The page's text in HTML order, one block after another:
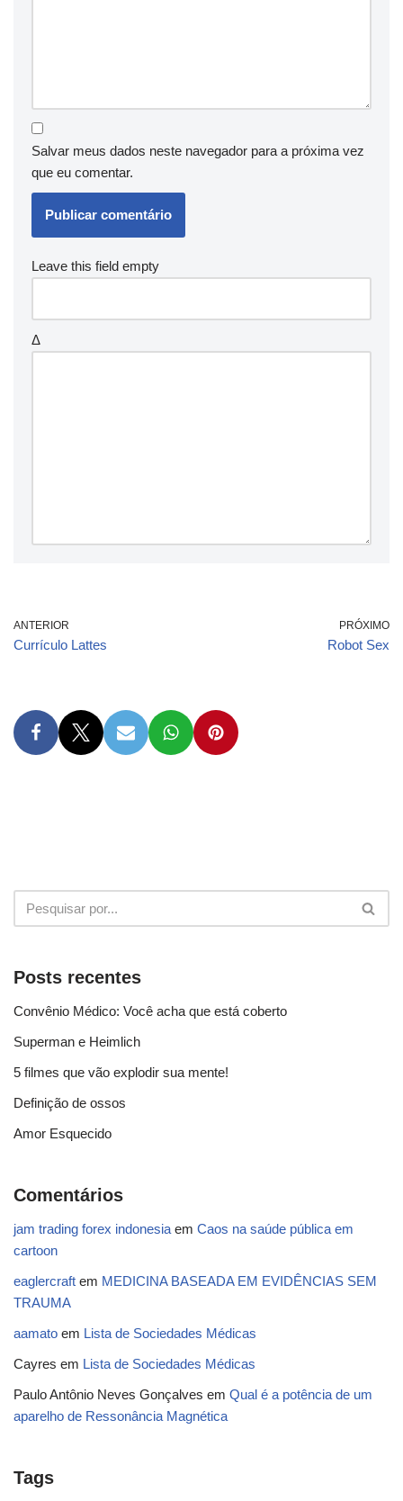
Salvar meus dados neste navegador para a próxima vez
que eu comentar.
Leave this field empty
Δ
ANTERIOR
Currículo Lattes
PRÓXIMO
Robot Sex
Posts recentes
Convênio Médico: Você acha que está coberto
Superman e Heimlich
5 filmes que vão explodir sua mente!
Definição de ossos
Amor Esquecido
Comentários
jam trading forex indonesia em Caos na saúde pública em
cartoon
eaglercraft em MEDICINA BASEADA EM EVIDÊNCIAS SEM
TRAUMA
aamato em Lista de Sociedades Médicas
Cayres em Lista de Sociedades Médicas
Paulo Antônio Neves Gonçalves em Qual é a potência de um
aparelho de Ressonância Magnética
Tags